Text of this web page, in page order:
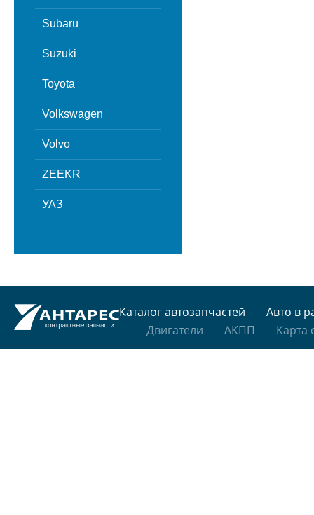
Subaru
Suzuki
Toyota
Volkswagen
Volvo
ZEEKR
УАЗ
Каталог автозапчастей
Авто в
Двигатели
АКПП Карта